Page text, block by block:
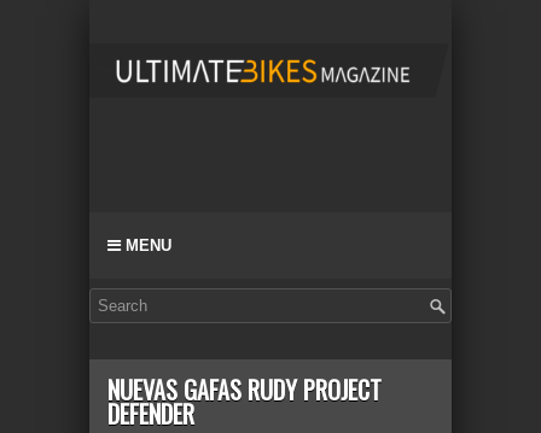
MENU
NUEVAS GAFAS RUDY PROJECT
DEFENDER